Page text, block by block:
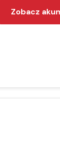
Zobacz